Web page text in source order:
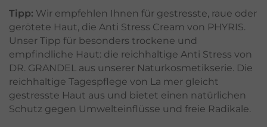
Tipp: Wir empfehlen Ihnen für gestresste, raue oder
gerötete Haut, die Anti Stress Cream von PHYRIS.
Unser Tipp für besonders trockene und
empfindliche Haut: die reichhaltige Anti Stress von
DR. GRANDEL aus unserer Naturkosmetikserie. Die
reichhaltige Tagespflege von La mer gleicht
gestresste Haut aus und bietet einen natürlichen
Schutz gegen Umwelteinflüsse und freie Radikale.